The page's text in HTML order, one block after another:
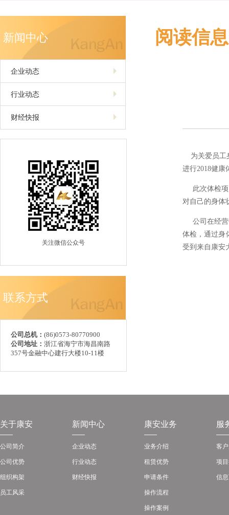
新闻中心
企业动态
行业动态
财经快报
关注微信公众号
联系方式
公司总机： (86)0573-80770900
公司地址： 浙江省海宁市海昌南路
357号金融中心建行大楼10-11楼
阅读信息
为关爱员工
进行2018健康
此次体检项
对自己的身体
公司在经营
体检，通过身
受到来自康安
关于康安
公司简介
公司优势
组织构架
员工风采
新闻中心
企业动态
行业动态
财经快报
康安业务
业务介绍
租赁优势
申请条件
操作流程
操作案例
服
客
项
信